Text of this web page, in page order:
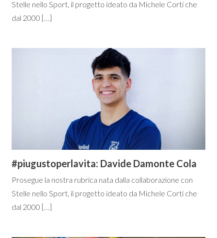
Stelle nello Sport, il progetto ideato da Michele Corti che
dal 2000 […]
#piugustoperlavita: Davide Damonte Cola
Prosegue la nostra rubrica nata dalla collaborazione con
Stelle nello Sport, il progetto ideato da Michele Corti che
dal 2000 […]